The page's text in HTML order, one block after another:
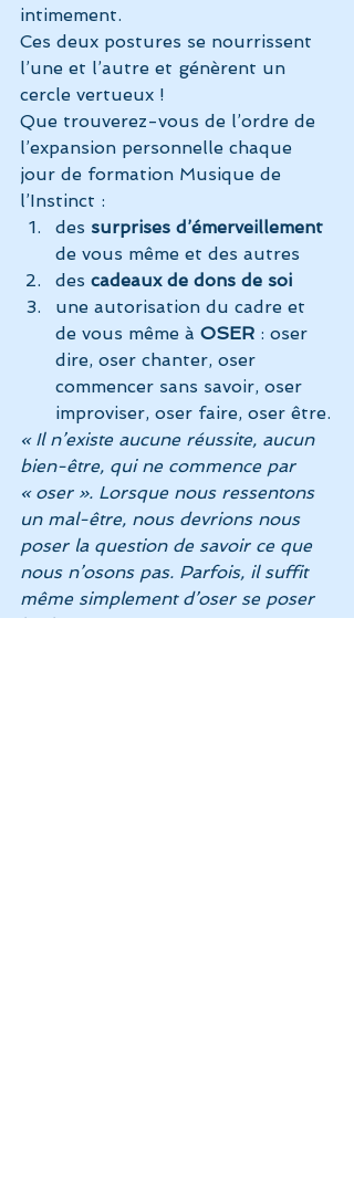
intimement.
Ces deux postures se nourrissent
l’une et l’autre et génèrent un
cercle vertueux !
Que trouverez-vous de l’ordre de
l’expansion personnelle chaque
jour de formation Musique de
l’Instinct :
des surprises d’émerveillement
de vous même et des autres
des cadeaux de dons de soi
une autorisation du cadre et
de vous même à OSER : oser
dire, oser chanter, oser
commencer sans savoir, oser
improviser, oser faire, oser être.
« Il n’existe aucune réussite, aucun
bien-être, qui ne commence par
« oser ». Lorsque nous ressentons
un mal-être, nous devrions nous
poser la question de savoir ce que
nous n’osons pas. Parfois, il suffit
même simplement d’oser se poser
les bonnes questions. » Maud